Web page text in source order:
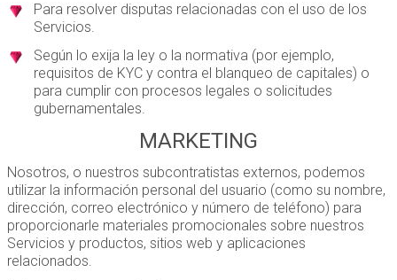
Para resolver disputas relacionadas con el uso de los
Servicios.
Según lo exija la ley o la normativa (por ejemplo,
requisitos de KYC y contra el blanqueo de capitales) o
para cumplir con procesos legales o solicitudes
gubernamentales.
MARKETING
Nosotros, o nuestros subcontratistas externos, podemos
utilizar la información personal del usuario (como su nombre,
dirección, correo electrónico y número de teléfono) para
proporcionarle materiales promocionales sobre nuestros
Servicios y productos, sitios web y aplicaciones
relacionados.